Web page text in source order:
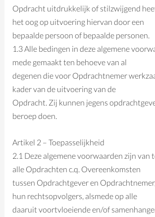
Opdracht uitdrukkelijk of stilzwijgend
het oog op uitvoering hiervan door een
bepaalde persoon of bepaalde personen.
1.3 Alle bedingen in deze algemene
mede gemaakt ten behoeve van al
degenen die voor Opdrachtnemer
kader van de uitvoering van de
Opdracht. Zij kunnen jegens
beroep doen.
Artikel 2 – Toepasselijkheid
2.1 Deze algemene voorwaarden zijn van
alle Opdrachten c.q. Overeenkomsten
tussen Opdrachtgever en
hun rechtsopvolgers, alsmede op alle
daaruit voortvloeiende en/of